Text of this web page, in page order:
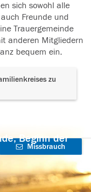
sich sowohl alle
Freunde und
Trauergemeinde
anderen Mitgliedern
bequem ein.
zu
Beginn der
Missbrauch